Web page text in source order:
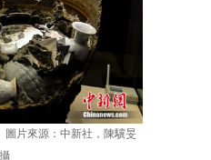
圖片來源：中新社，陳驥旻
攝